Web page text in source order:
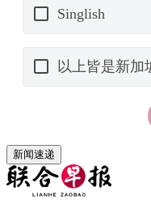
新闻速递